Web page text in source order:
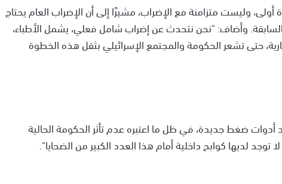
وليست متزامنة مع الإضراب، مشيرًا إلى أن الإضراب العام يحتاج
وأضاف: "نحن نتحدث عن إضراب شامل فعلي، يشمل الأطباء،
حتى تشعر الحكومة والمجتمع الإسرائيلي بثقل هذه الخطوة
أدوات ضغط جديدة، في ظل ما اعتبره عدم تأثر الحكومة الحالية
توجد لديها كوابح داخلية أمام هذا العدد الكبير من الضحايا".